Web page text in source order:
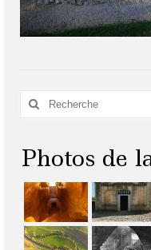
Rechercher
Photos de